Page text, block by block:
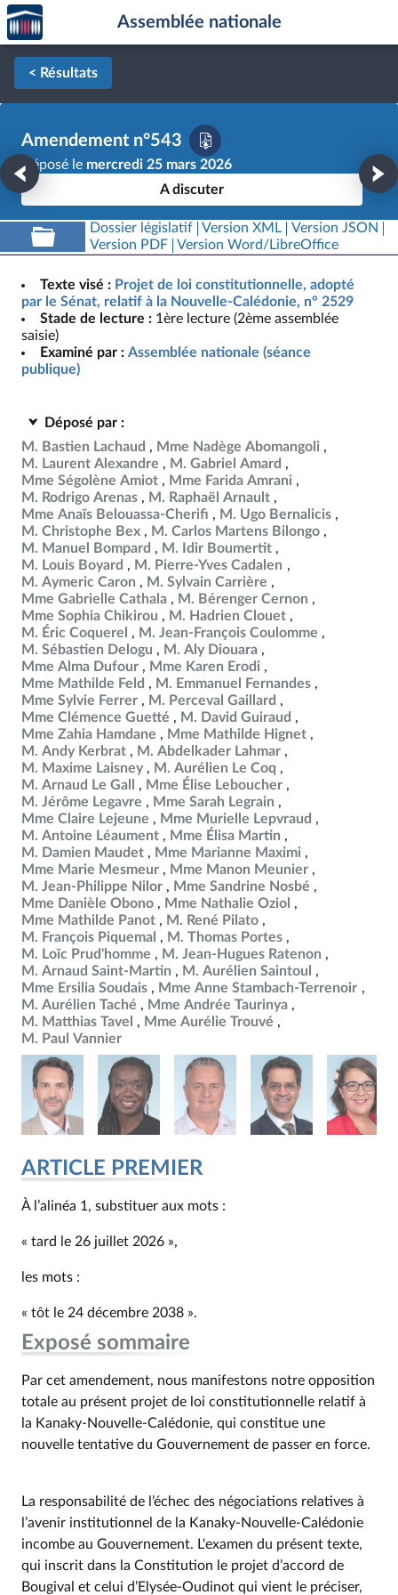
Aller au contenu
Aller en bas de la page
Accèder
à la
page
d'accueil
Assemblée nationale
< Résultats
Amendement n°543
Déposé le mercredi 25 mars 2026
A discuter
Dossier législatif Version XML
Version JSON
Version PDF
Version Word/LibreOffice
Texte visé : Projet de loi constitutionnelle, adopté
par le Sénat, relatif à la Nouvelle-Calédonie, n° 2529
Stade de lecture : 1ère lecture (2ème assemblée
saisie)
Examiné par : Assemblée nationale (séance
publique)
Déposé par :
M. Bastien Lachaud
Mme Nadège Abomangoli
M. Laurent Alexandre
M. Gabriel Amard
Mme Ségolène Amiot
Mme Farida Amrani
M. Rodrigo Arenas
M. Raphaël Arnault
Mme Anaïs Belouassa-Cherifi
M. Ugo Bernalicis
M. Christophe Bex
M. Carlos Martens Bilongo
M. Manuel Bompard
M. Idir Boumertit
M. Louis Boyard
M. Pierre-Yves Cadalen
M. Aymeric Caron
M. Sylvain Carrière
Mme Gabrielle Cathala
M. Bérenger Cernon
Mme Sophia Chikirou
M. Hadrien Clouet
M. Éric Coquerel
M. Jean-François Coulomme
M. Sébastien Delogu
M. Aly Diouara
Mme Alma Dufour
Mme Karen Erodi
Mme Mathilde Feld
M. Emmanuel Fernandes
Mme Sylvie Ferrer
M. Perceval Gaillard
Mme Clémence Guetté
M. David Guiraud
Mme Zahia Hamdane
Mme Mathilde Hignet
M. Andy Kerbrat
M. Abdelkader Lahmar
M. Maxime Laisney
M. Aurélien Le Coq
M. Arnaud Le Gall
Mme Élise Leboucher
M. Jérôme Legavre
Mme Sarah Legrain
Mme Claire Lejeune
Mme Murielle Lepvraud
M. Antoine Léaument
Mme Élisa Martin
M. Damien Maudet
Mme Marianne Maximi
Mme Marie Mesmeur
Mme Manon Meunier
M. Jean-Philippe Nilor
Mme Sandrine Nosbé
Mme Danièle Obono
Mme Nathalie Oziol
Mme Mathilde Panot
M. René Pilato
M. François Piquemal
M. Thomas Portes
M. Loïc Prud'homme
M. Jean-Hugues Ratenon
M. Arnaud Saint-Martin
M. Aurélien Saintoul
Mme Ersilia Soudais
Mme Anne Stambach-Terrenoir
M. Aurélien Taché
Mme Andrée Taurinya
M. Matthias Tavel
Mme Aurélie Trouvé
M. Paul Vannier
ARTICLE PREMIER
À l’alinéa 1, substituer aux mots :
« tard le 26 juillet 2026 »,
les mots :
« tôt le 24 décembre 2038 ».
Exposé sommaire
Par cet amendement, nous manifestons notre opposition
totale au présent projet de loi constitutionnelle relatif à
la Kanaky-Nouvelle-Calédonie, qui constitue une
nouvelle tentative du Gouvernement de passer en force.
La responsabilité de l’échec des négociations relatives à
l’avenir institutionnel de la Kanaky-Nouvelle-Calédonie
incombe au Gouvernement. L'examen du présent texte,
qui inscrit dans la Constitution le projet d’accord de
Bougival et celui d’Elysée-Oudinot qui vient le préciser,